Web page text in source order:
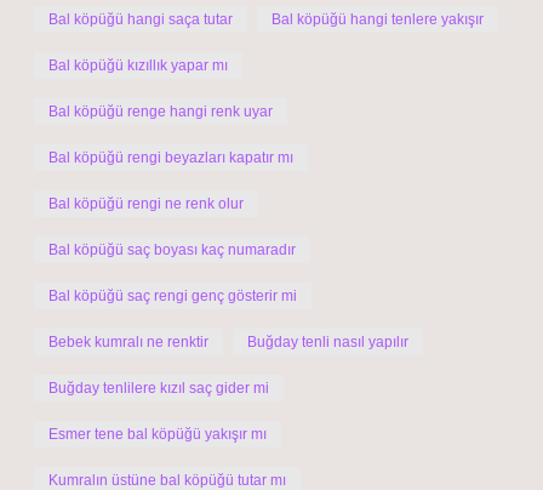
Bal köpüğü hangi saça tutar Bal köpüğü hangi tenlere yakışır
Bal köpüğü kızıllık yapar mı
Bal köpüğü renge hangi renk uyar
Bal köpüğü rengi beyazları kapatır mı
Bal köpüğü rengi ne renk olur
Bal köpüğü saç boyası kaç numaradır
Bal köpüğü saç rengi genç gösterir mi
Bebek kumralı ne renktir Buğday tenli nasıl yapılır
Buğday tenlilere kızıl saç gider mi
Esmer tene bal köpüğü yakışır mı
Kumralın üstüne bal köpüğü tutar mı